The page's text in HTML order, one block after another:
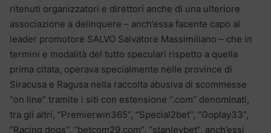
ritenuti organizzatori e direttori anche di una ulteriore
associazione a delinquere – anch’essa facente capo al
leader promotore SALVO Salvatore Massimiliano – che in
termini e modalità del tutto speculari rispetto a quella
prima citata, operava specialmente nelle province di
Siracusa e Ragusa nella raccolta abusiva di scommesse
“on line” tramite i siti con estensione “.com” denominati,
tra gli altri, “Premierwin365”, “Special2bet”, “Goplay33”,
“Racing dogs”, “betcom29.com”, “stanleybet”, anch’essi